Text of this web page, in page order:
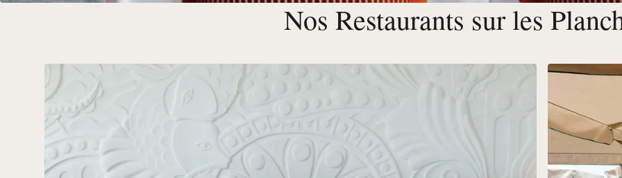
Nos Restaurants et Bars à Deauville
mêlant tradition et innovation dans des cadres exceptionnels.
Voir tous nos restaurants
Nos Restaurants sur les